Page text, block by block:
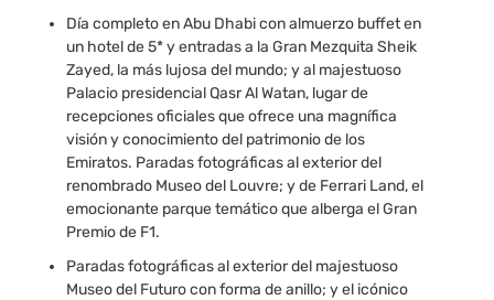
Día completo en Abu Dhabi con almuerzo buffet en
un hotel de 5* y entradas a la Gran Mezquita Sheik
Zayed, la más lujosa del mundo; y al majestuoso
Palacio presidencial Qasr Al Watan, lugar de
recepciones oficiales que ofrece una magnífica
visión y conocimiento del patrimonio de los
Emiratos. Paradas fotográficas al exterior del
renombrado Museo del Louvre; y de Ferrari Land, el
emocionante parque temático que alberga el Gran
Premio de F1.
Paradas fotográficas al exterior del majestuoso
Museo del Futuro con forma de anillo; y el icónico